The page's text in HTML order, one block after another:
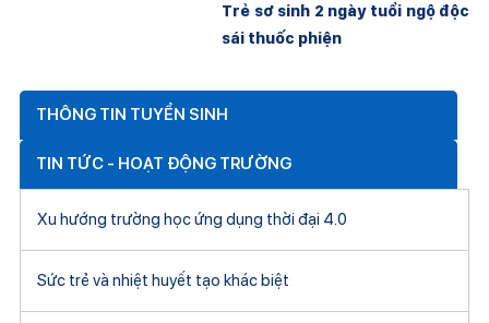
Trẻ sơ sinh 2 ngày tuổi ngộ độc
sái thuốc phiện
THÔNG TIN TUYỂN SINH
TIN TỨC - HOẠT ĐỘNG TRƯỜNG
Xu hướng trường học ứng dụng thời đại 4.0
Sức trẻ và nhiệt huyết tạo khác biệt